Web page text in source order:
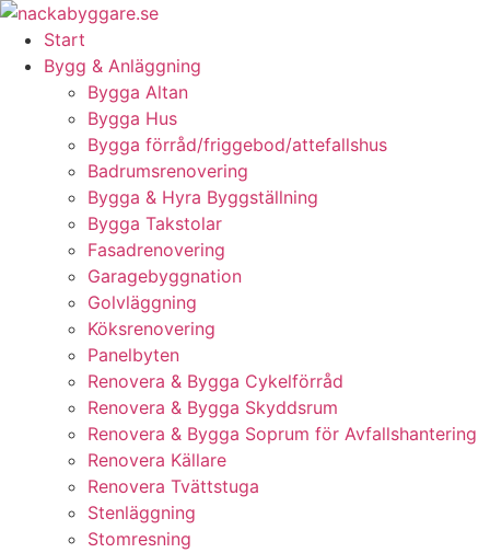
Skip
content
Start
Bygg & Anläggning
Bygga Altan
Bygga Hus
Bygga förråd/friggebod/attefallshus
Badrumsrenovering
Bygga & Hyra Byggställning
Bygga Takstolar
Fasadrenovering
Garagebyggnation
Golvläggning
Köksrenovering
Panelbyten
Renovera & Bygga Cykelförråd
Renovera & Bygga Skyddsrum
Renovera & Bygga Soprum för Avfallshantering
Renovera Källare
Renovera Tvättstuga
Stenläggning
Stomresning